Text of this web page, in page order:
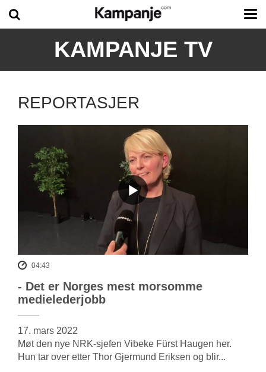
KAMPANJE TV
REPORTASJER
04:43
- Det er Norges mest morsomme
medielederjobb
17. mars 2022
Møt den nye NRK-sjefen Vibeke Fürst Haugen her.
Hun tar over etter Thor Gjermund Eriksen og blir...